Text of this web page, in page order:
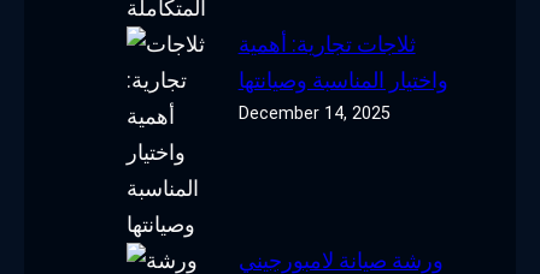
ثلاجات تجارية: أهمية
واختيار المناسبة وصيانتها
December 14, 2025
ورشة صيانة لامبورجيني